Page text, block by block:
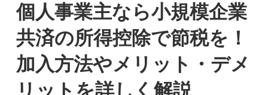
会社設立・法人化
会計
AI×起業
個人事業主なら小規模企業
共済の所得控除で節税を！
加入方法やメリット・デメ
リットを詳しく解説